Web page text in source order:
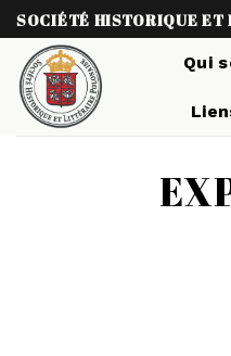
Skip
content
SOCIÉTÉ HISTORIQUE
Qui